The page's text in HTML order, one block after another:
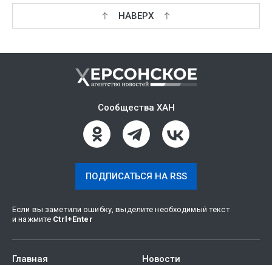
НАВЕРХ
Сообщества ХАН
ПОДПИСАТЬСЯ НА RSS
Если вы заметили ошибку, выделите необходимый текст
и нажмите Ctrl +Enter
Главная
Новости